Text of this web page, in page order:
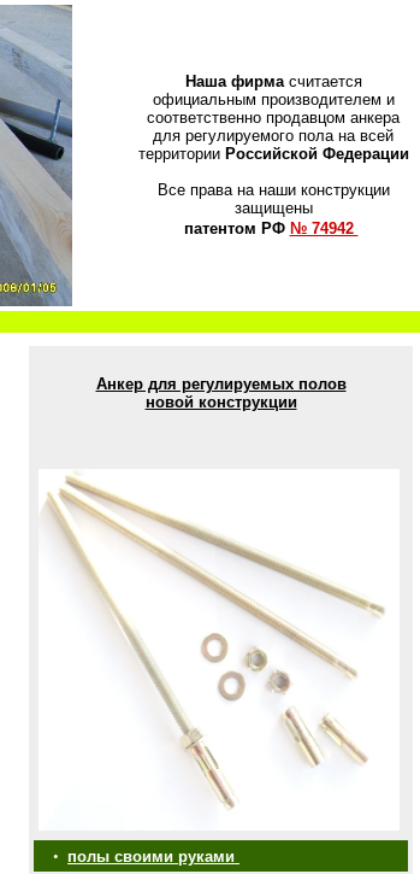
Наша фирмасчитается
официальным производителем и
соответственно продавцом анкера
для регулируемого пола на всей
территории Российской Федерации
Все права на наши конструкции
защищены
патентом РФ № 74942
Анкер для регулируемых полов
новой конструкции
• полы своими руками